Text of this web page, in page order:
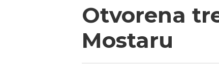
Otvorena
Mostaru